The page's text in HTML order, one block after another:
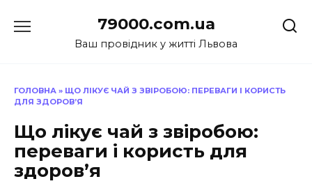
до
79000.com.ua
Ваш провідник у житті Львова
ГОЛОВНА » ЩО ЛІКУЄ ЧАЙ З ЗВІРОБОЮ: ПЕРЕВАГИ І КОРИСТЬ
ДЛЯ ЗДОРОВ’Я
Що лікує чай з звіробою:
переваги і користь для
здоров’я